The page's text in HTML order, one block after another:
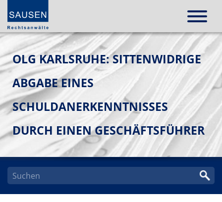
OLG KARLSRUHE: SITTENWIDRIGE
ABGABE EINES
SCHULDANERKENNTNISSES
DURCH EINEN GESCHÄFTSFÜHRER